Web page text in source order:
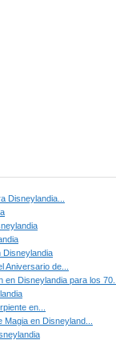
Disneylandia...
Disneylandia
Aniversario de...
Disneylandia para los 70...
en...
en Disneyland...